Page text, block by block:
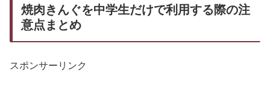
焼肉きんぐを中学生だけで利用する際の注
意点まとめ
スポンサーリンク